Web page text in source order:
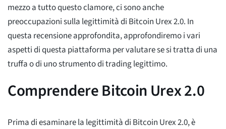
mezzo a tutto questo clamore, ci sono anche
preoccupazioni sulla legittimità di Bitcoin Urex 2.0. In
questa recensione approfondita, approfondiremo i vari
aspetti di questa piattaforma per valutare se si tratta di una
truffa o di uno strumento di trading legittimo.
Comprendere Bitcoin Urex 2.0
Prima di esaminare la legittimità di Bitcoin Urex 2.0, è